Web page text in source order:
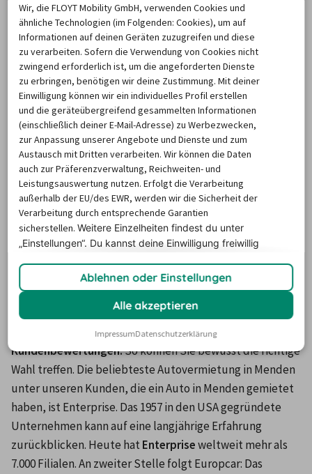
Geschäftsreisen, Familienbesuche oder Städtereisen: Ein
Mietwagen in Menden bietet Ihnen die Flexibilität, ihn zu
nutzen, ohne Bus- und Bahnfahrpläne für Ausflüge und
Urlaub. So kommen Sie nicht nur bequem ans Ziel,
sondern können sich in der Gegend mobil bewegen
Sofern Sie sich für eine Autoanmietung entscheiden, ist
es ratsam, Ihr Fahrzeug schon bis zu sechs Monate im
Voraus zu buchen. Es kann immer wieder einmal
vorkommen, dass sich das Reisevorhaben ändern kann.
Deshalb bieten wir Ihnen faire Stornobedingungen an.
Die beliebtesten Vermieter in
Menden
Auf billiger-mietwagen.de sehen Sie auf einen Blick,
welche Vermieter es in Menden gibt. Entscheiden Sie
nicht nur nach dem Preis: Wir veröffentlichen zudem auch
Kundenbewertungen. So können Sie bewusst die richtige
Wahl treffen. Die beliebteste Autovermietung in Menden
unter unseren Kunden, die ein Auto in Menden gemietet
haben, ist Enterprise. Das 1957 in den USA gegründete
Unternehmen kann auf eine langjährige Erfahrung
zurückblicken. Heute hat Enterprise weltweit mehr als
7.000 Filialen. An zweiter Stelle folgt Europcar: Das
Wir, die FLOYT Mobility GmbH, verwenden Cookies und
ähnliche Technologien (im Folgenden: Cookies), um auf
Informationen auf deinen Geräten zuzugreifen und diese
zu verarbeiten. Sofern die Verwendung von Cookies nicht
zwingend erforderlich ist, um die angeforderten Dienste
zu erbringen, benötigen wir deine Zustimmung. Mit deiner
Einwilligung können wir ein individuelles Profil erstellen
und die geräteübergreifend gesammelten Informationen
(einschließlich deiner E-Mail-Adresse) zu Werbezwecken,
zur Anpassung unserer Angebote und Dienste und zum
Austausch mit Dritten verarbeiten. Wir können die Daten
auch zur Präferenzverwaltung, Reichweiten- und
Leistungsauswertung nutzen. Erfolgt die Verarbeitung
außerhalb der EU/des EWR, werden wir die Sicherheit der
Verarbeitung durch entsprechende Garantien
sicherstellen.Weitere Einzelheiten findest du unter
„Einstellungen“. Du kannst deine Einwilligung freiwillig
Ablehnen oder Einstellungen
Alle akzeptieren
ImpressumDatenschutzerklärung